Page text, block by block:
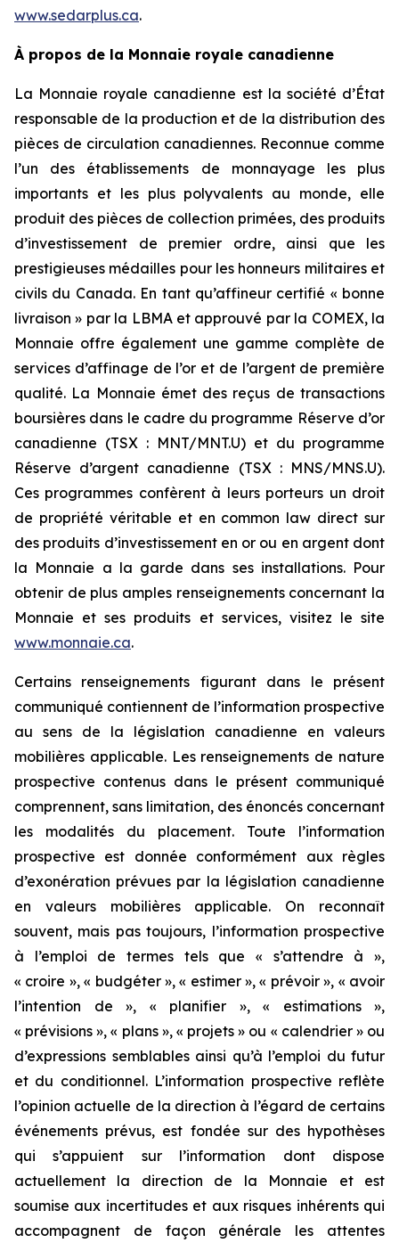
www.sedarplus.ca.
À propos de la Monnaie royale canadienne
La Monnaie royale canadienne est la société d’État
responsable de la production et de la distribution des
pièces de circulation canadiennes. Reconnue comme
l’un des établissements de monnayage les plus
importants et les plus polyvalents au monde, elle
produit des pièces de collection primées, des produits
d’investissement de premier ordre, ainsi que les
prestigieuses médailles pour les honneurs militaires et
civils du Canada. En tant qu’affineur certifié « bonne
livraison » par la LBMA et approuvé par la COMEX, la
Monnaie offre également une gamme complète de
services d’affinage de l’or et de l’argent de première
qualité. La Monnaie émet des reçus de transactions
boursières dans le cadre du programme Réserve d’or
canadienne (TSX : MNT/MNT.U) et du programme
Réserve d’argent canadienne (TSX : MNS/MNS.U).
Ces programmes confèrent à leurs porteurs un droit
de propriété véritable et en common law direct sur
des produits d’investissement en or ou en argent dont
la Monnaie a la garde dans ses installations. Pour
obtenir de plus amples renseignements concernant la
Monnaie et ses produits et services, visitez le site
www.monnaie.ca.
Certains renseignements figurant dans le présent
communiqué contiennent de l’information prospective
au sens de la législation canadienne en valeurs
mobilières applicable. Les renseignements de nature
prospective contenus dans le présent communiqué
comprennent, sans limitation, des énoncés concernant
les modalités du placement. Toute l’information
prospective est donnée conformément aux règles
d’exonération prévues par la législation canadienne
en valeurs mobilières applicable. On reconnaît
souvent, mais pas toujours, l’information prospective
à l’emploi de termes tels que « s’attendre à »,
« croire », « budgéter », « estimer », « prévoir », « avoir
l’intention de », « planifier », « estimations »,
« prévisions », « plans », « projets » ou « calendrier » ou
d’expressions semblables ainsi qu’à l’emploi du futur
et du conditionnel. L’information prospective reflète
l’opinion actuelle de la direction à l’égard de certains
événements prévus, est fondée sur des hypothèses
qui s’appuient sur l’information dont dispose
actuellement la direction de la Monnaie et est
soumise aux incertitudes et aux risques inhérents qui
accompagnent de façon générale les attentes